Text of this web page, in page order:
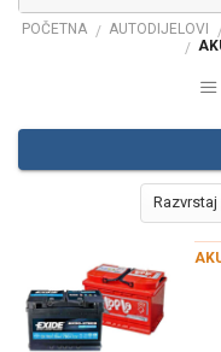
POČETNA / AUTODIJELOVI
/